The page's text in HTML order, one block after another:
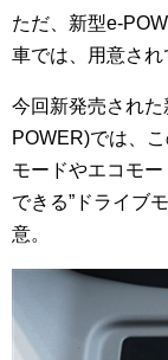
ただ、新型e-
車では、用意され
今回新発売され
POWER)では、
モードやエコモ
できる”ドライブ
意。